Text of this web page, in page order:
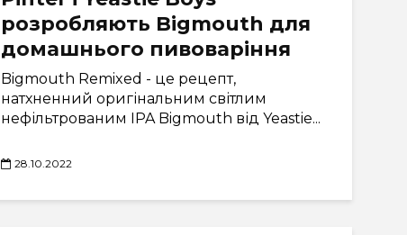
розробляють Bigmouth для
домашнього пивоваріння
Bigmouth Remixed - це рецепт,
натхненний оригінальним світлим
нефільтрованим IPA Bigmouth від Yeastie...
28.10.2022